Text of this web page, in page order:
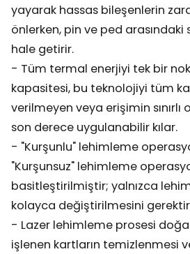
yayarak hassas bileşenlerin
önlerken, pin ve ped arasındaki
hale getirir.
- Tüm termal enerjiyi tek bir
kapasitesi, bu teknolojiyi tüm
verilmeyen veya erişimin
son derece uygulanabilir kılar.
- "Kurşunlu" lehimleme
"Kurşunsuz" lehimleme
basitleştirilmiştir; yalnızca
kolayca değiştirilmesini
- Lazer lehimleme prosesi
işlenen kartların temizlenmesi